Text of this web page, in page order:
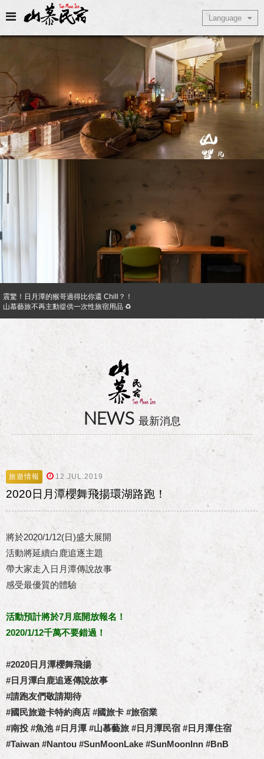
Language
Select Language
震驚！日月潭的猴哥過得比你還 Chill？！
山慕藝旅不再主動提供一次性旅宿用品 ♻︎
日月潭山慕民宿超挺你，官網訂房獨享優惠專案！！ Preferential Program that you
NEWS 最新消息
旅遊情報 12.JUL.2019
2020日月潭櫻舞飛揚環湖路跑！
將於2020/1/12(日)盛大展開
活動將延續白鹿追逐主題
帶大家走入日月潭傳說故事
感受最優質的體驗
活動預計將於7月底開放報名！
2020/1/12千萬不要錯過！
#2020日月潭櫻舞飛揚
#日月潭白鹿追逐傳說故事
#請跑友們敬請期待
#國民旅遊卡特約商店 #國旅卡 #旅宿業
#南投 #魚池 #日月潭 #山慕藝旅 #日月潭民宿 #日月潭住宿
#Taiwan #Nantou #SunMoonLake #SunMoonInn #BnB